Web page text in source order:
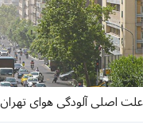
علت اصلی آلودگی هوای